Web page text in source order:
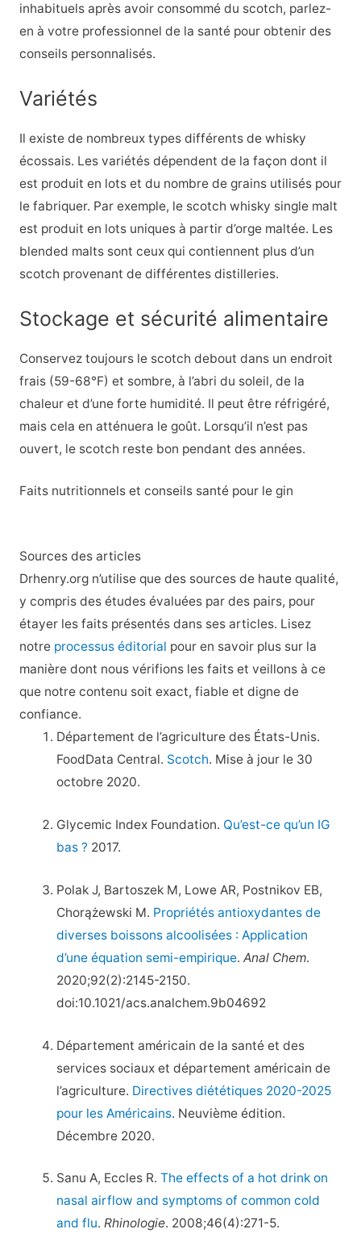
inhabituels après avoir consommé du scotch, parlez-
en à votre professionnel de la santé pour obtenir des
conseils personnalisés.
Variétés
Il existe de nombreux types différents de whisky
écossais. Les variétés dépendent de la façon dont il
est produit en lots et du nombre de grains utilisés pour
le fabriquer. Par exemple, le scotch whisky single malt
est produit en lots uniques à partir d’orge maltée. Les
blended malts sont ceux qui contiennent plus d’un
scotch provenant de différentes distilleries.
Stockage et sécurité alimentaire
Conservez toujours le scotch debout dans un endroit
frais (59-68°F) et sombre, à l’abri du soleil, de la
chaleur et d’une forte humidité. Il peut être réfrigéré,
mais cela en atténuera le goût. Lorsqu’il n’est pas
ouvert, le scotch reste bon pendant des années.
Faits nutritionnels et conseils santé pour le gin
Sources des articles
Drhenry.org n’utilise que des sources de haute qualité,
y compris des études évaluées par des pairs, pour
étayer les faits présentés dans ses articles. Lisez
notre processus éditorial pour en savoir plus sur la
manière dont nous vérifions les faits et veillons à ce
que notre contenu soit exact, fiable et digne de
confiance.
Département de l’agriculture des États-Unis.
FoodData Central. Scotch. Mise à jour le 30
octobre 2020.
Glycemic Index Foundation. Qu’est-ce qu’un IG
bas ? 2017.
Polak J, Bartoszek M, Lowe AR, Postnikov EB,
Chorążewski M. Propriétés antioxydantes de
diverses boissons alcoolisées : Application
d’une équation semi-empirique.Anal Chem.
2020;92(2):2145-2150.
doi:10.1021/acs.analchem.9b04692
Département américain de la santé et des
services sociaux et département américain de
l’agriculture. Directives diététiques 2020-2025
pour les Américains. Neuvième édition.
Décembre 2020.
Sanu A, Eccles R.The effects of a hot drink on
nasal airflow and symptoms of common cold
and flu.Rhinologie. 2008;46(4):271-5.